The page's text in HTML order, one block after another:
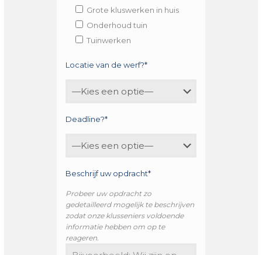
Grote kluswerken in huis
Onderhoud tuin
Tuinwerken
Locatie van de werf?*
Deadline?*
Beschrijf uw opdracht*
Probeer uw opdracht zo
gedetailleerd mogelijk te beschrijven
zodat onze klusseniers voldoende
informatie hebben om op te
reageren.